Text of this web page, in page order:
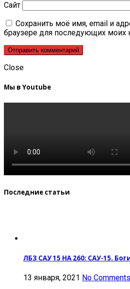
Сайт
Сохранить моё имя, email и
браузере для последующих моих
Close
Мы в Youtube
Последние статьи
ЛБЗ САУ 15 НА 260: САУ-15.
13 января, 2021 No Comments